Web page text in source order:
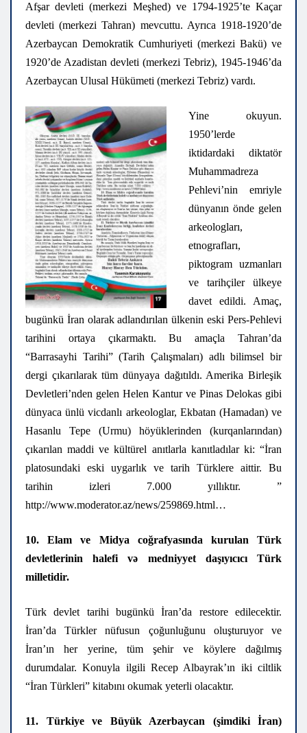
Afşar devleti (merkezi Meşhed) ve 1794-1925’te Kaçar
devleti (merkezi Tahran) mevcuttu. Ayrıca 1918-1920’de
Azerbaycan Demokratik Cumhuriyeti (merkezi Bakü) ve
1920’de Azadistan devleti (merkezi Tebriz), 1945-1946’da
Azerbaycan Ulusal Hükümeti (merkezi Tebriz) vardı.
Yine okuyun.
1950’lerde
iktidardaki diktatör
Muhammadreza
Pehlevi’nin emriyle
dünyanın önde gelen
arkeologları,
etnografları,
piktogram uzmanları
ve tarihçiler ülkeye
davet edildi. Amaç,
bugünkü İran olarak adlandırılan ülkenin eski Pers-Pehlevi
tarihini ortaya çıkarmaktı. Bu amaçla Tahran’da
“Barrasayhi Tarihi” (Tarih Çalışmaları) adlı bilimsel bir
dergi çıkarılarak tüm dünyaya dağıtıldı. Amerika Birleşik
Devletleri’nden gelen Helen Kantur ve Pinas Delokas gibi
dünyaca ünlü vicdanlı arkeologlar, Ekbatan (Hamadan) ve
Hasanlu Tepe (Urmu) höyüklerinden (kurqanlarından)
çıkarılan maddi ve kültürel anıtlarla kanıtladılar ki: “İran
platosundaki eski uygarlık ve tarih Türklere aittir. Bu
tarihin izleri 7.000 yıllıktır. ”
http://www.moderator.az/news/259869.html…
10. Elam ve Midya coğrafyasında kurulan Türk
devletlerinin halefi və medniyyet daşıyıcıcı Türk
milletidir.
Türk devlet tarihi bugünkü İran’da restore edilecektir.
İran’da Türkler nüfusun çoğunluğunu oluşturuyor ve
İran’ın her yerine, tüm şehir ve köylere dağılmış
durumdalar. Konuyla ilgili Recep Albayrak’ın iki ciltlik
“İran Türkleri” kitabını okumak yeterli olacaktır.
11. Türkiye ve Büyük Azerbaycan (şimdiki İran)